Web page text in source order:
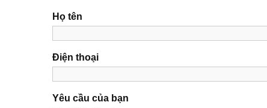
Họ tên
Điện thoại
Yêu cầu của bạn